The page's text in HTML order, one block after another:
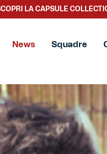
TACCHETTEE
News Squadre